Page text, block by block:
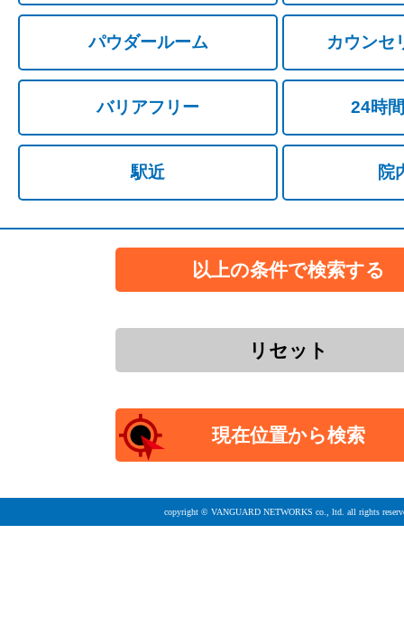
パウダールーム カウンセ
バリアフリー 24時
駅近 院
copyright © VANGUARD NETWORKS co., ltd. all rights